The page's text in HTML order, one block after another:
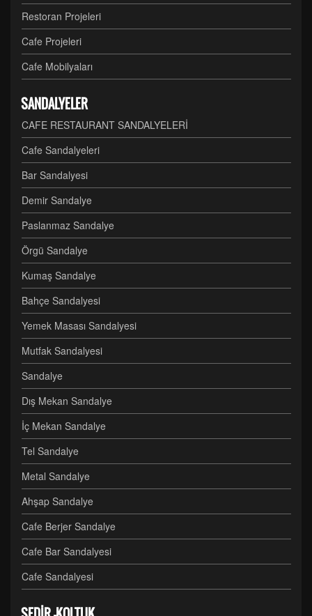
Restoran Projeleri
Cafe Projeleri
Cafe Mobilyaları
SANDALYELER
CAFE RESTAURANT SANDALYELERİ
Cafe Sandalyeleri
Bar Sandalyesi
Demir Sandalye
Paslanmaz Sandalye
Örgü Sandalye
Kumaş Sandalye
Bahçe Sandalyesi
Yemek Masası Sandalyesi
Mutfak Sandalyesi
Sandalye
Dış Mekan Sandalye
İç Mekan Sandalye
Tel Sandalye
Metal Sandalye
Ahşap Sandalye
Cafe Berjer Sandalye
Cafe Bar Sandalyesi
Cafe Sandalyesi